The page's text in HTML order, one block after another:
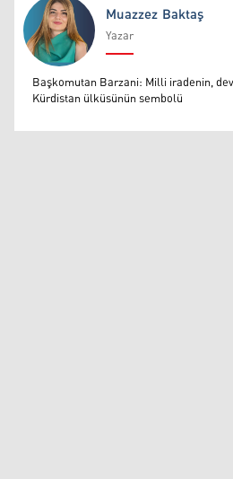
Muazzez Baktaş
Muazzez Baktaş
Yazar
Başkomutan Barzani: Milli iradenin,
Kürdistan ülküsünün sembolü